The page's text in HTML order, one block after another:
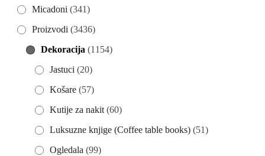
Micadoni (341)
Proizvodi (3436)
Dekoracija (1154)
Jastuci (20)
Košare (57)
Kutije za nakit (60)
Luksuzne knjige (Coffee table books) (51)
Ogledala (99)